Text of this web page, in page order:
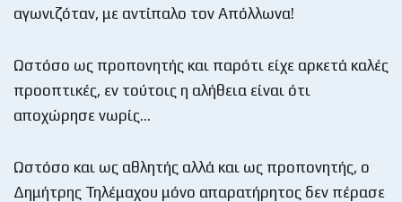
αγωνιζόταν, με αντίπαλο τον Απόλλωνα!
Ωστόσο ως προπονητής και παρότι είχε αρκετά καλές
προοπτικές, εν τούτοις η αλήθεια είναι ότι
αποχώρησε νωρίς…
Ωστόσο και ως αθλητής αλλά και ως προπονητής, ο
Δημήτρης Τηλέμαχου μόνο απαρατήρητος δεν πέρασε